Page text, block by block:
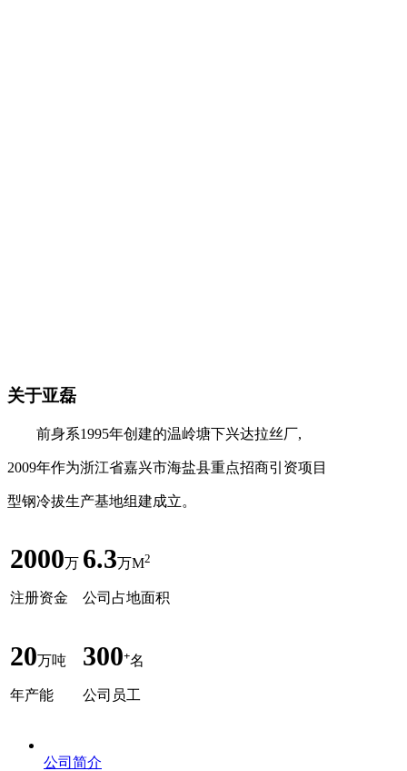
关于亚磊
前身系1995年创建的温岭塘下兴达拉丝厂,
2009年作为浙江省嘉兴市海盐县重点招商引资项目
型钢冷拔生产基地组建成立。
2000万
注册资金
6.3万M2
公司占地面积
20万吨
年产能
300+名
公司员工
公司简介